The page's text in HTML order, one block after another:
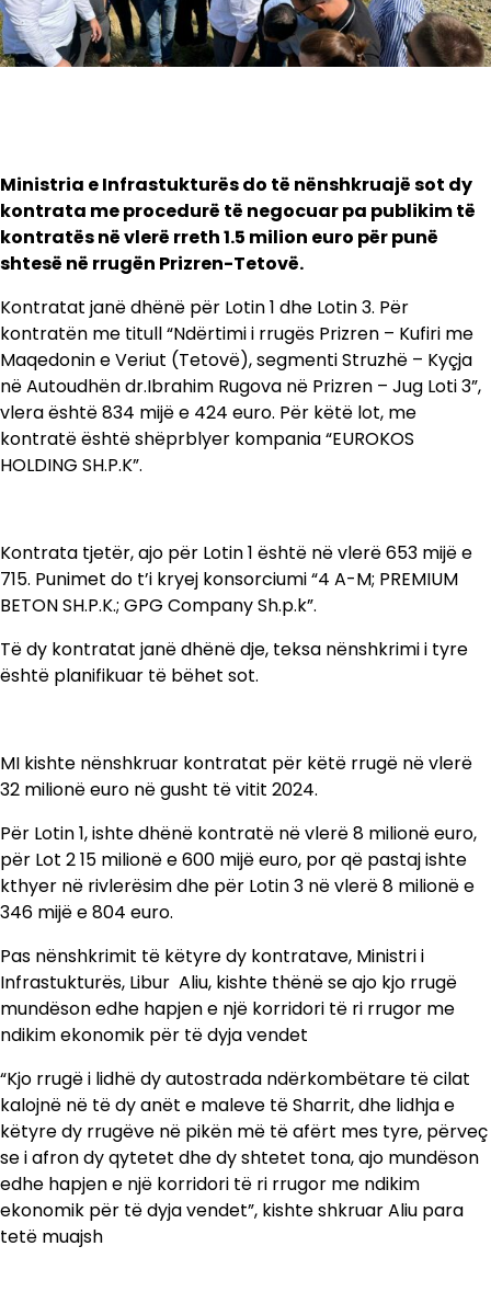
Ministria e Infrastukturës do të nënshkruajë sot dy
kontrata me procedurë të negocuar pa publikim të
kontratës në vlerë rreth 1.5 milion euro për punë
shtesë në rrugën Prizren-Tetovë.
Kontratat janë dhënë për Lotin 1 dhe Lotin 3. Për
kontratën me titull “Ndërtimi i rrugës Prizren – Kufiri me
Maqedonin e Veriut (Tetovë), segmenti Struzhë – Kyçja
në Autoudhën dr.Ibrahim Rugova në Prizren – Jug Loti 3”,
vlera është 834 mijë e 424 euro. Për këtë lot, me
kontratë është shëprblyer kompania “EUROKOS
HOLDING SH.P.K”.
Kontrata tjetër, ajo për Lotin 1 është në vlerë 653 mijë e
715. Punimet do t’i kryej konsorciumi “4 A-M; PREMIUM
BETON SH.P.K.; GPG Company Sh.p.k”.
Të dy kontratat janë dhënë dje, teksa nënshkrimi i tyre
është planifikuar të bëhet sot.
MI kishte nënshkruar kontratat për këtë rrugë në vlerë
32 milionë euro në gusht të vitit 2024.
Për Lotin 1, ishte dhënë kontratë në vlerë 8 milionë euro,
për Lot 2 15 milionë e 600 mijë euro, por që pastaj ishte
kthyer në rivlerësim dhe për Lotin 3 në vlerë 8 milionë e
346 mijë e 804 euro.
Pas nënshkrimit të këtyre dy kontratave, Ministri i
Infrastukturës, Libur Aliu, kishte thënë se ajo kjo rrugë
mundëson edhe hapjen e një korridori të ri rrugor me
ndikim ekonomik për të dyja vendet
“Kjo rrugë i lidhë dy autostrada ndërkombëtare të cilat
kalojnë në të dy anët e maleve të Sharrit, dhe lidhja e
këtyre dy rrugëve në pikën më të afërt mes tyre, përveç
se i afron dy qytetet dhe dy shtetet tona, ajo mundëson
edhe hapjen e një korridori të ri rrugor me ndikim
ekonomik për të dyja vendet”, kishte shkruar Aliu para
tetë muajsh